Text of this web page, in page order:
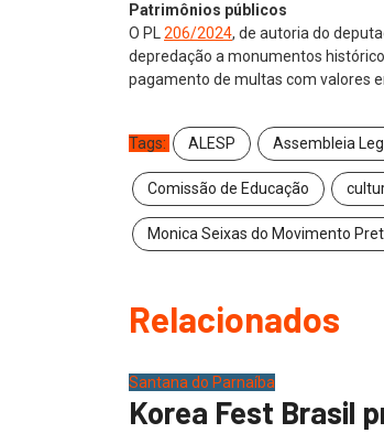
Patrimônios públicos
O PL206/2024, de autoria do
depredação a monumentos
pagamento de multas com valores
Tags: ALESP Assembleia
Comissão de Educação
Monica Seixas do Movimento
Relacionados
Santana do Parnaíba
Korea Fest Brasil